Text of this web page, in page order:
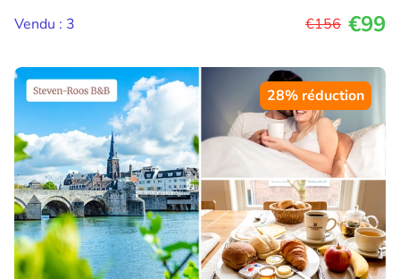
Vendu : 3
€156 €99
28% réduction